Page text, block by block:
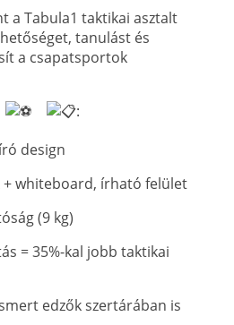
a Tabula1 taktikai asztalt
tanulást és
a csapatsportok
:
design
+ whiteboard, írható felület
(9 kg)
= 35%-kal jobb taktikai
edzők szertárában is